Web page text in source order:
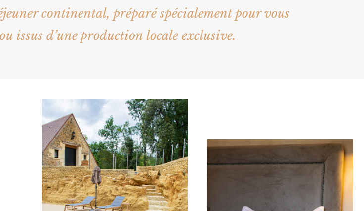
continental, préparé spécialement pour vous
issus d’une production locale exclusive.